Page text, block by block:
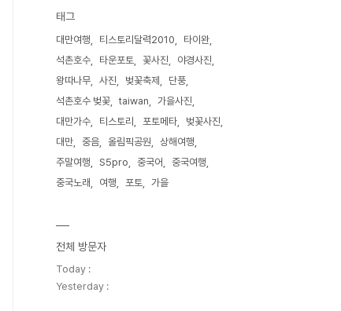
태그
대만여행 티스토리달력2010
타이완
석촌호수
타운포토 꽃사진
야경사진
왕따나무
사진 벚꽃축제
단풍
석촌호수 벚꽃
taiwan
가을사진
대만가수
티스토리 포토메타
벚꽃사진
대만
중음 올림픽공원
상해여행
주말여행
S5pro 중국어
중국여행
중국노래
여행 포토 가을
전체 방문자
Today :
Yesterday :